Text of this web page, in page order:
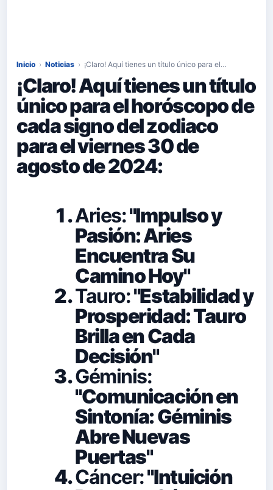
Inicio › Noticias › ¡Claro! Aquí tienes un título único para el…
¡Claro! Aquí tienes un título
único para el horóscopo de
cada signo del zodiaco
para el viernes 30 de
agosto de 2024:
Aries:"Impulso y
Pasión: Aries
Encuentra Su
Camino Hoy"
Tauro:"Estabilidad y
Prosperidad: Tauro
Brilla en Cada
Decisión"
Géminis:
"Comunicación en
Sintonía: Géminis
Abre Nuevas
Puertas"
Cáncer:"Intuición